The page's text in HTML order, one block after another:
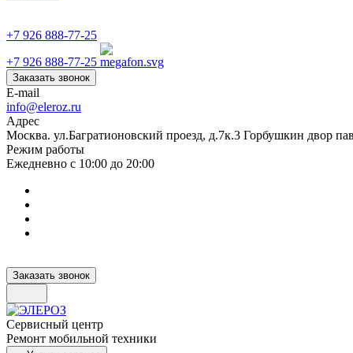
+7 926 888-77-25
+7 926 888-77-25
Заказать звонок
E-mail
info@eleroz.ru
Адрес
Москва. ул.Багратионовский проезд, д.7к.3 Горбушкин двор
Режим работы
Ежедневно с 10:00 до 20:00
Заказать звонок
Сервисный центр
Ремонт мобильной техники